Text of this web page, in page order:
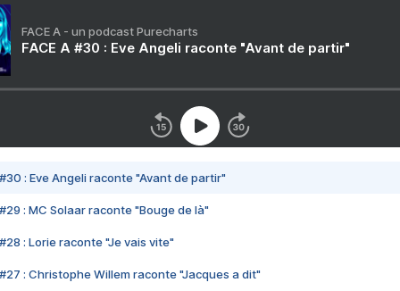
FACE A - un podcast Purecharts
FACE A #30 : Eve Angeli raconte "Avant de partir"
#30 : Eve Angeli raconte "Avant de partir"
#29 : MC Solaar raconte "Bouge de là"
#28 : Lorie raconte "Je vais vite"
#27 : Christophe Willem raconte "Jacques a dit"